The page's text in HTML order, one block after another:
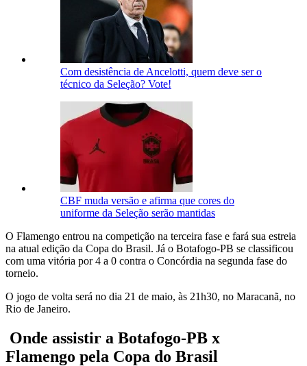
Com desistência de Ancelotti, quem deve ser o
técnico da Seleção? Vote!
CBF muda versão e afirma que cores do
uniforme da Seleção serão mantidas
O Flamengo entrou na competição na terceira fase e fará sua estreia
na atual edição da Copa do Brasil. Já o Botafogo-PB se classificou
com uma vitória por 4 a 0 contra o Concórdia na segunda fase do
torneio.
O jogo de volta será no dia 21 de maio, às 21h30, no Maracanã, no
Rio de Janeiro.
Onde assistir a Botafogo-PB x
Flamengo pela Copa do Brasil